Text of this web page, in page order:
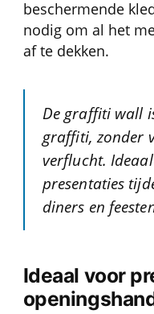
beschermende
nodig om al het
af te dekken.
De graffiti wall
graffiti, zonder
verflucht.
presentaties
diners en
Ideaal voor